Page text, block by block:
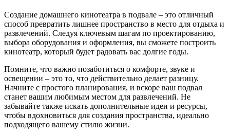
Создание домашнего кинотеатра в подвале – это отличный
способ превратить лишнее пространство в место для отдыха и
развлечений. Следуя ключевым шагам по проектированию,
выбора оборудования и оформления, вы сможете построить
кинотеатр, который будет радовать вас долгие годы.
Помните, что важно позаботиться о комфорте, звуке и
освещении – это то, что действительно делает разницу.
Начните с простого планирования, и вскоре ваш подвал
станет вашим любимым местом для развлечений. Не
забывайте также искать дополнительные идеи и ресурсы,
чтобы вдохновиться для создания пространства, идеально
подходящего вашему стилю жизни.